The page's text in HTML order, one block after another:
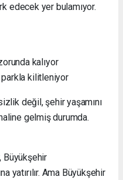
edecek yer bulamıyor.
kalıyor
parkla kilitleniyor
değil, şehir yaşamını
gelmiş durumda.
Büyükşehir
yatırılır. Ama Büyükşehir